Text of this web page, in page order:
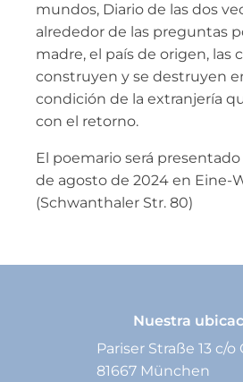
mundos, Diario de las dos
alrededor de las preguntas
madre, el país de origen, las
construyen y se destruyen
condición de la extranjería
con el retorno.
El poemario será
de agosto de 2024 en Eine-
(Schwanthaler Str. 80)
Nuestra
Pariser Straße 13 c/
81667 München